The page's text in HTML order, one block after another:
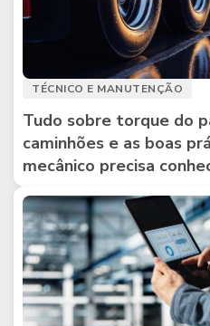
TÉCNICO E MANUTENÇÃO
Tudo sobre torque do
caminhões e as boas
mecânico precisa